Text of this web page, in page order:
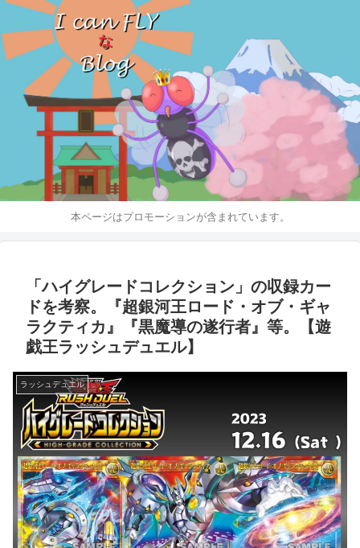
本ページはプロモーションが含まれています。
「ハイグレードコレクション」の収録カー
ドを考察。『超銀河王ロード・オブ・ギャ
ラクティカ』『黒魔導の遂行者』等。【遊
戯王ラッシュデュエル】
ラッシュデュエル